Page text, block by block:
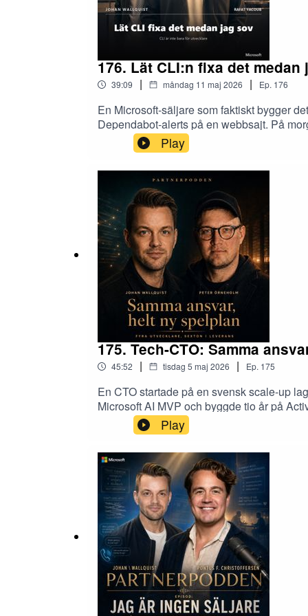
176. Lät CLI:n fixa det medan
39:09 | måndag 11 maj 2026 | Ep. 176
En Microsoft-säljare som faktiskt bygger
Dependabot-alerts på en webbsajt. På
sig: utvecklare sedan 90-talet, säljare på
varför AI-skiftet kommer uppifrån i
värde av utveckling, en fråga de aldrig
minuter. Hans avslutning är enkel: ta en
Cloud kom underifrån, AI kommer
coding sänker tröskeln, agenter höjer
kortare tid i ett brownfield-projekt34:26 En
(LinkedIn)Copilot CLI for Beginners: Learn
Play
175. Tech-CTO: Samma
45:52 | tisdag 5 maj 2026 | Ep. 175
En CTO startade på en svensk scale-up
Microsoft AI MVP och byggde tio år på
procent av all kod skrivs av AI-agenter
människa leverera dag ett.Du får höra
på 14 minuter och 32 sekunder, på en
vid ungefär 75 till 80 procent, och vad det
är Budi och hur funkar plattformen04:15
14 minuter24:41 Så skriver fyra
Microsoft for Startups i praktiken45:48
Play